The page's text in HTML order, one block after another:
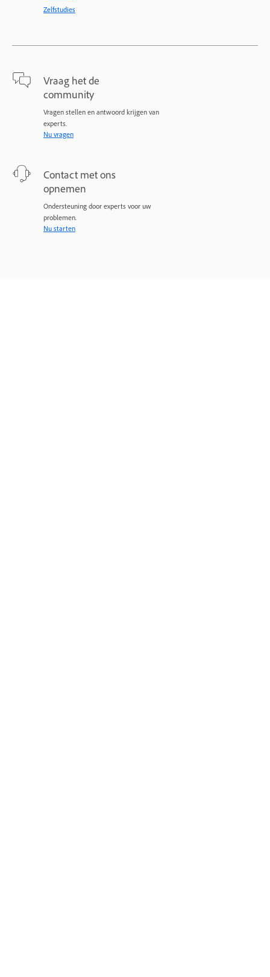
Zelfstudies
Vraag het de
community
Vragen stellen en antwoord krijgen van
experts.
Nu vragen
Contact met ons
opnemen
Ondersteuning door experts voor uw
problemen.
Nu starten